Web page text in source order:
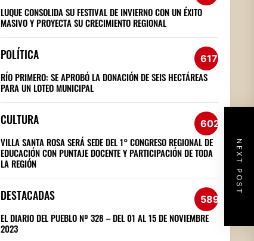
NEXT POST
LUQUE CONSOLIDA SU FESTIVAL DE INVIERNO CON UN ÉXITO
MASIVO Y PROYECTA SU CRECIMIENTO REGIONAL
POLÍTICA 617
RÍO PRIMERO: SE APROBÓ LA DONACIÓN DE SEIS HECTÁREAS
PARA UN LOTEO MUNICIPAL
CULTURA 602
VILLA SANTA ROSA SERÁ SEDE DEL 1° CONGRESO REGIONAL DE
EDUCACIÓN CON PUNTAJE DOCENTE Y PARTICIPACIÓN DE TODA
LA REGIÓN
DESTACADAS 589
EL DIARIO DEL PUEBLO Nº 328 – DEL 01 AL 15 DE NOVIEMBRE
2023